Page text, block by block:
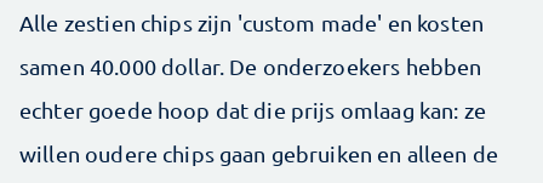
Alle zestien chips zijn 'custom made' en kosten
samen 40.000 dollar. De onderzoekers hebben
echter goede hoop dat die prijs omlaag kan: ze
willen oudere chips gaan gebruiken en alleen de